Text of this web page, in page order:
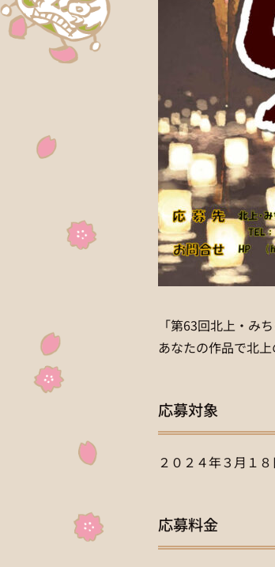
「第63回北上・み
あなたの作品で北
応募対象
２０２４年３月１
応募料金